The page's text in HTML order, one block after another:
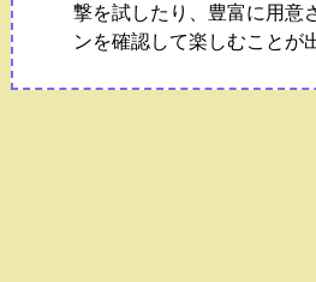
撃を試したり、豊富に用意
ンを確認して楽しむことが